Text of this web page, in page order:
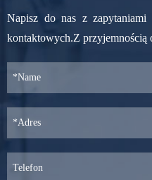
Napisz do nas z
kontaktowych.Z przyjemnością